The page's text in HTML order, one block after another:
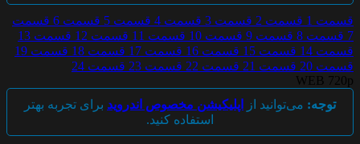
قسمت 1 قسمت 2 قسمت 3 قسمت 4 قسمت 5 قسمت 6
قسمت
7 قسمت 8 قسمت 9 قسمت 10 قسمت 11 قسمت 12
قسمت 13
قسمت 14
قسمت 15 قسمت 16 قسمت 17 قسمت 18
قسمت 19
قسمت 20
قسمت 21 قسمت 22 قسمت 23
قسمت 24
WEB 720p
توجه: می‌توانید از اپلیکیشن مخصوص اندروید برای تجربه بهتر
استفاده کنید.